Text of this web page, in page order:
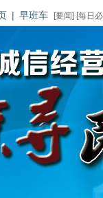
| 早班车 [要闻] [每日